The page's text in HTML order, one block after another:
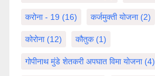
करोना - 19 (16) कर्जमुक्ती योजना(2)
कोरोना(12) कौतुक(1)
गोपीनाथ मुंडे शेतकरी अपघात विमा योजना(4)